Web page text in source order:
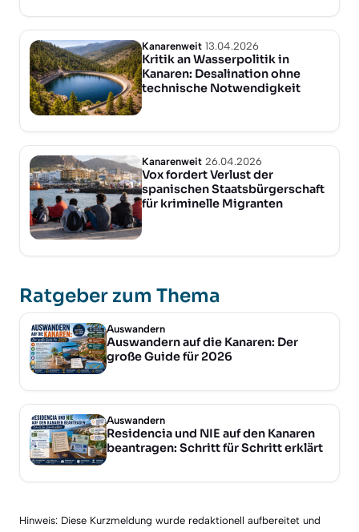
Kanarenweit 13.04.2026
Kritik an Wasserpolitik in
Kanaren: Desalination ohne
technische Notwendigkeit
Kanarenweit 26.04.2026
Vox fordert Verlust der
spanischen Staatsbürgerschaft
für kriminelle Migranten
Ratgeber zum Thema
Auswandern
Auswandern auf die Kanaren: Der
große Guide für 2026
Auswandern
Residencia und NIE auf den Kanaren
beantragen: Schritt für Schritt erklärt
Hinweis: Diese Kurzmeldung wurde redaktionell aufbereitet und